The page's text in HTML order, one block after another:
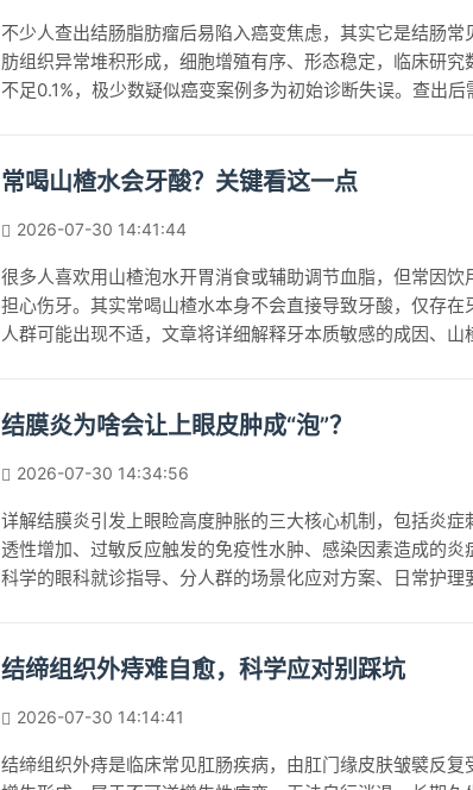
不少人查出结肠脂肪瘤后易陷入癌变焦虑，其实它是结肠常
肪组织异常堆积形成，细胞增殖有序、形态稳定，临床研究
不足0.1%，极少数疑似癌变案例多为初始诊断失误。查出后
常喝山楂水会牙酸？关键看这一点
2026-07-30 14:41:44
很多人喜欢用山楂泡水开胃消食或辅助调节血脂，但常因饮
担心伤牙。其实常喝山楂水本身不会直接导致牙酸，仅存在
人群可能出现不适，文章将详细解释牙本质敏感的成因、山
结膜炎为啥会让上眼皮肿成“泡”？
2026-07-30 14:34:56
详解结膜炎引发上眼睑高度肿胀的三大核心机制，包括炎症
透性增加、过敏反应触发的免疫性水肿、感染因素造成的炎
科学的眼科就诊指导、分人群的场景化应对方案、日常护理
结缔组织外痔难自愈，科学应对别踩坑
2026-07-30 14:14:41
结缔组织外痔是临床常见肛肠疾病，由肛门缘皮肤皱襞反复